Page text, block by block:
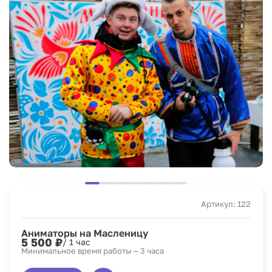
Артикул: 122
Аниматоры на Масленицу
5 500 ₽/ 1 час
Минимальное время работы — 3 часа